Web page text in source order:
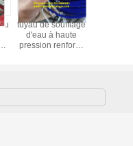
tuyau de soufflage
d'eau à haute
pression renforcé
traction et un
résistant à l'ozone
de